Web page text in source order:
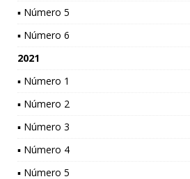
▪ Número 5
▪ Número 6
2021
▪ Número 1
▪ Número 2
▪ Número 3
▪ Número 4
▪ Número 5